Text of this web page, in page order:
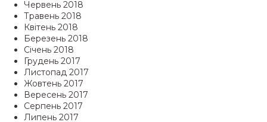
Червень 2018
Травень 2018
Квітень 2018
Березень 2018
Січень 2018
Грудень 2017
Листопад 2017
Жовтень 2017
Вересень 2017
Серпень 2017
Липень 2017